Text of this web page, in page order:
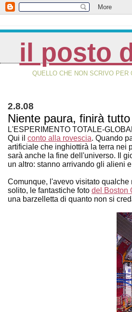
il posto
QUELLO CHE NON SCRIVO PER
2.8.08
Niente paura, finirà
L'ESPERIMENTO TOTALE-
Qui il conto alla rovescia. Quando
artificiale che inghiottirà la terra nei
sarà anche la fine dell'universo. Il
un altro: stanno arrivando gli alieni
Comunque, l'avevo visitato qualche
solito, le fantastiche foto del Boston
una barzelletta di quanto non si